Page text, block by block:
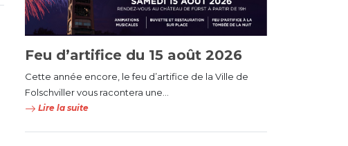
Feu d’artifice du 15 août 2026
Cette année encore, le feu d’artifice de la Ville de
Folschviller vous racontera une...
Lire la suite